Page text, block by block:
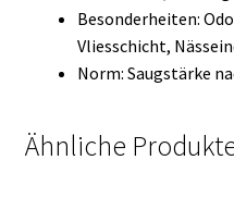
Besonderheiten:
Vliesschicht,
Norm: Saugstärke
Ähnliche